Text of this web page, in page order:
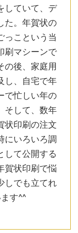
していて、デ
た。年賀状の
っこという当
刷マシーンで
の後、家庭用
し、自宅で年
で忙しい年の
そして、数年
状印刷の注文
にいろいろ調
して公開する
賀状印刷で悩
しでも立てれ
す^^